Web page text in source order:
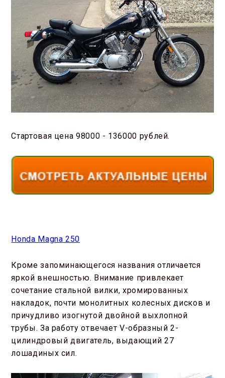
Стартовая цена 98000 - 136000 рублей.
Honda Magna 250
Кроме запоминающегося названия отличается
яркой внешностью. Внимание привлекает
сочетание стальной вилки, хромированных
накладок, почти монолитных колесных дисков и
причудливо изогнутой двойной выхлопной
трубы. За работу отвечает V-образный 2-
цилиндровый двигатель, выдающий 27
лошадиных сил.